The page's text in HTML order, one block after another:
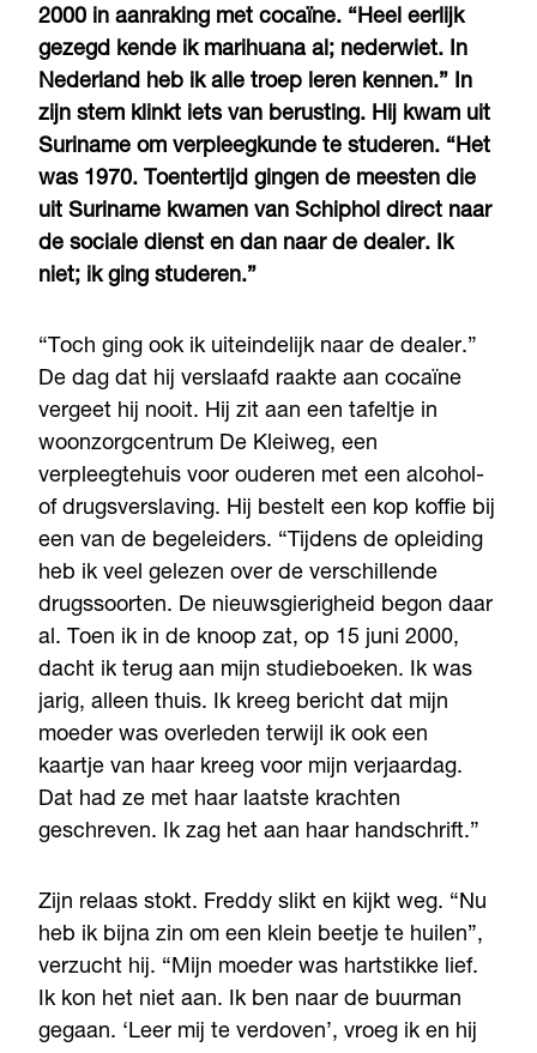
2000 in aanraking met cocaïne. “Heel eerlijk
gezegd kende ik marihuana al; nederwiet. In
Nederland heb ik alle troep leren kennen.” In
zijn stem klinkt iets van berusting. Hij kwam uit
Suriname om verpleegkunde te studeren. “Het
was 1970. Toentertijd gingen de meesten die
uit Suriname kwamen van Schiphol direct naar
de sociale dienst en dan naar de dealer. Ik
niet; ik ging studeren.”
“Toch ging ook ik uiteindelijk naar de dealer.”
De dag dat hij verslaafd raakte aan cocaïne
vergeet hij nooit. Hij zit aan een tafeltje in
woonzorgcentrum De Kleiweg, een
verpleegtehuis voor ouderen met een alcohol-
of drugsverslaving. Hij bestelt een kop koffie bij
een van de begeleiders. “Tijdens de opleiding
heb ik veel gelezen over de verschillende
drugssoorten. De nieuwsgierigheid begon daar
al. Toen ik in de knoop zat, op 15 juni 2000,
dacht ik terug aan mijn studieboeken. Ik was
jarig, alleen thuis. Ik kreeg bericht dat mijn
moeder was overleden terwijl ik ook een
kaartje van haar kreeg voor mijn verjaardag.
Dat had ze met haar laatste krachten
geschreven. Ik zag het aan haar handschrift.”
Zijn relaas stokt. Freddy slikt en kijkt weg. “Nu
heb ik bijna zin om een klein beetje te huilen”,
verzucht hij. “Mijn moeder was hartstikke lief.
Ik kon het niet aan. Ik ben naar de buurman
gegaan. ‘Leer mij te verdoven’, vroeg ik en hij